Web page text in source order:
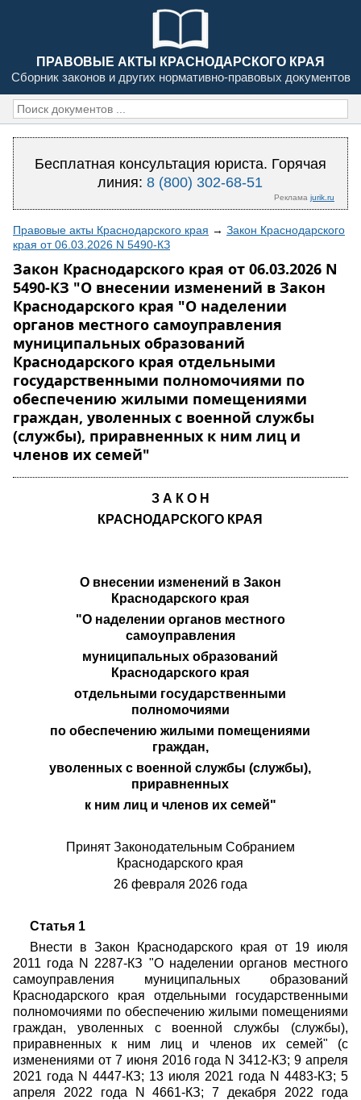
ПРАВОВЫЕ АКТЫ КРАСНОДАРСКОГО КРАЯ
Сборник законов и других нормативно-правовых документов
Бесплатная консультация юриста. Горячая
линия:8 (800) 302-68-51
Реклама jurik.ru
Правовые акты Краснодарского края → Закон Краснодарского
края от 06.03.2026 N 5490-КЗ
Закон Краснодарского края от 06.03.2026 N
5490-КЗ "О внесении изменений в Закон
Краснодарского края "О наделении
органов местного самоуправления
муниципальных образований
Краснодарского края отдельными
государственными полномочиями по
обеспечению жилыми помещениями
граждан, уволенных с военной службы
(службы), приравненных к ним лиц и
членов их семей"
З А К О Н
КРАСНОДАРСКОГО КРАЯ
О внесении изменений в Закон
Краснодарского края
"О наделении органов местного
самоуправления
муниципальных образований
Краснодарского края
отдельными государственными
полномочиями
по обеспечению жилыми помещениями
граждан,
уволенных с военной службы (службы),
приравненных
к ним лиц и членов их семей"
Принят Законодательным Собранием
Краснодарского края
26 февраля 2026 года
Статья 1
Внести в Закон Краснодарского края от 19 июля
2011 года N 2287-КЗ "О наделении органов местного
самоуправления муниципальных образований
Краснодарского края отдельными государственными
полномочиями по обеспечению жилыми помещениями
граждан, уволенных с военной службы (службы),
приравненных к ним лиц и членов их семей" (с
изменениями от 7 июня 2016 года N 3412-КЗ; 9 апреля
2021 года N 4447-КЗ; 13 июля 2021 года N 4483-КЗ; 5
апреля 2022 года N 4661-КЗ; 7 декабря 2022 года